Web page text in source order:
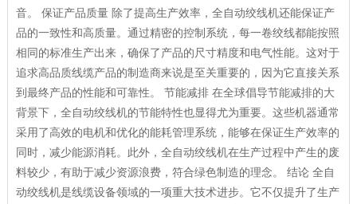
音。 保证产品质量 除了提高生产效率，全自动绞线机还能保证产
品的一致性和高质量。通过精密的控制系统，每一卷绞线都能按照
相同的标准生产出来，确保了产品的尺寸精度和电气性能。这对于
追求高品质线缆产品的制造商来说是至关重要的，因为它直接关系
到最终产品的性能和可靠性。 节能减排 在全球倡导节能减排的大
背景下，全自动绞线机的节能特性也显得尤为重要。这些机器通常
采用了高效的电机和优化的能耗管理系统，能够在保证生产效率的
同时，减少能源消耗。此外，全自动绞线机在生产过程中产生的废
料较少，有助于减少资源浪费，符合绿色制造的理念。 结论 全自
动绞线机是线缆设备领域的一项重大技术进步。它不仅提升了生产